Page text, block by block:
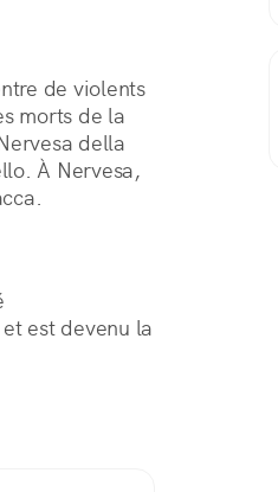
de violents
morts de la
della
À Nervesa,
est devenu la